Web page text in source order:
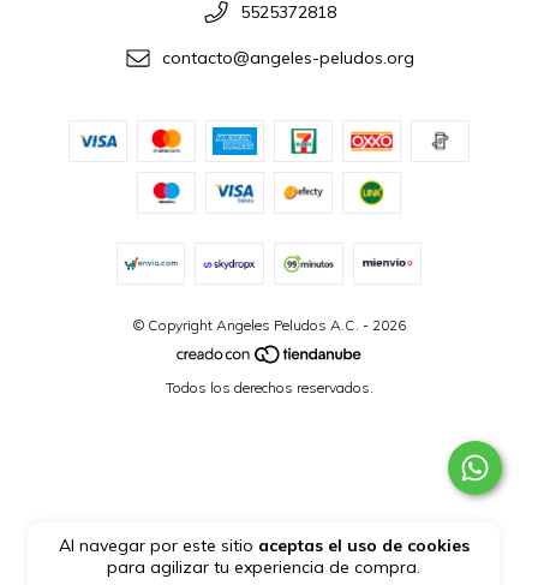
Al navegar por este sitio aceptas el uso de cookies
para agilizar tu experiencia de compra.
5525372818
contacto@angeles-peludos.org
© Copyright Angeles Peludos A.C. - 2026
Todos los derechos reservados.